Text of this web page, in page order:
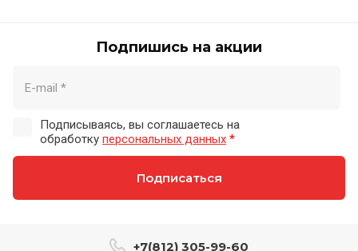
Подпишись на акции
Подписываясь, вы соглашаетесь на
обработку персональных данных *
Подписаться
+7(812) 305-99-60